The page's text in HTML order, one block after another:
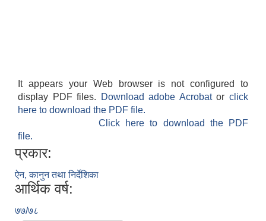
It appears your Web browser is not configured to
display PDF files.
Download adobe Acrobatorclick
here to download the PDF file.
Click here to download the PDF
file.
प्रकार:
ऐन, कानुन तथा निर्देशिका
आर्थिक वर्ष:
७७/७८